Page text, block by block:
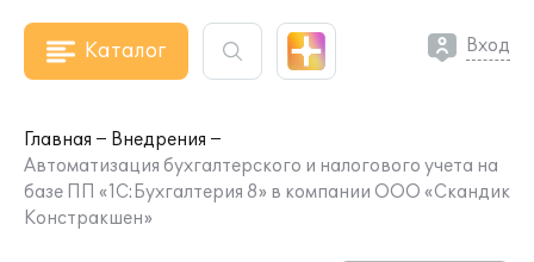
Каталог Вход
Главная
Внедрения
Автоматизация бухгалтерского и налогового учета на
базе ПП «1C:Бухгалтерия 8» в компании ООО «Скандик
Констракшен»